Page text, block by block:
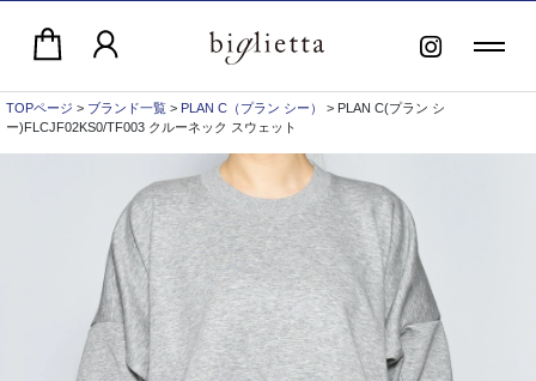
TOPページ > ブランド一覧 > PLAN C（プラン シー）
> PLAN C(プラン シ
ー)FLCJF02KS0/TF003 クルーネック スウェット